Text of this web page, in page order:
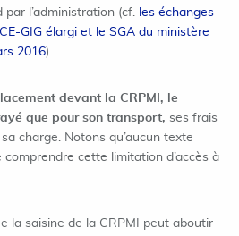
par l’administration (cf. les échanges
GIG élargi et le SGA du ministère
2016).
devant la CRPMI, le
que pour son transport, ses frais
charge. Notons qu’aucun texte
comprendre cette limitation d’accès à
la saisine de la CRPMI peut aboutir